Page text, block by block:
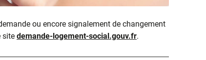
ou encore signalement de changement
site demande-logement-social.gouv.fr.